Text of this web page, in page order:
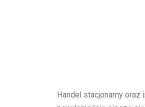
Handel stacjonarny